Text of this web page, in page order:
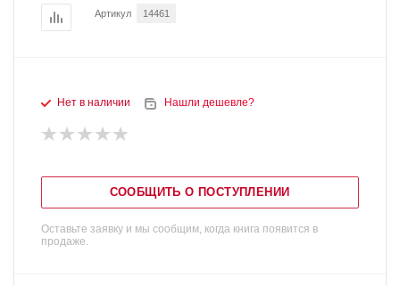
Артикул 14461
Нет в наличии Нашли дешевле?
СООБЩИТЬ О ПОСТУПЛЕНИИ
Оставьте заявку и мы сообщим, когда книга появится в
продаже.